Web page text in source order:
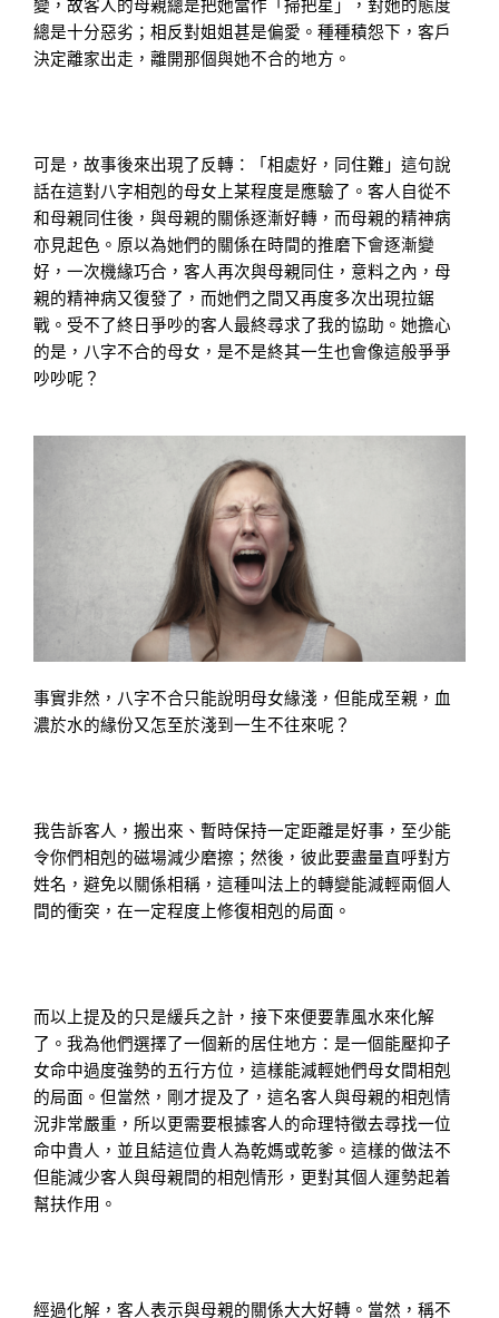
變，故客人的母親總是把她當作「掃把星」，對她的態度
總是十分惡劣；相反對姐姐甚是偏愛。種種積怨下，客戶
決定離家出走，離開那個與她不合的地方。
可是，故事後來出現了反轉：「相處好，同住難」這句說
話在這對八字相剋的母女上某程度是應驗了。客人自從不
和母親同住後，與母親的關係逐漸好轉，而母親的精神病
亦見起色。原以為她們的關係在時間的推磨下會逐漸變
好，一次機緣巧合，客人再次與母親同住，意料之內，母
親的精神病又復發了，而她們之間又再度多次出現拉鋸
戰。受不了終日爭吵的客人最終尋求了我的協助。她擔心
的是，八字不合的母女，是不是終其一生也會像這般爭爭
吵吵呢？
事實非然，八字不合只能說明母女緣淺，但能成至親，血
濃於水的緣份又怎至於淺到一生不往來呢？
我告訴客人，搬出來、暫時保持一定距離是好事，至少能
令你們相剋的磁場減少磨擦；然後，彼此要盡量直呼對方
姓名，避免以關係相稱，這種叫法上的轉變能減輕兩個人
間的衝突，在一定程度上修復相剋的局面。
而以上提及的只是緩兵之計，接下來便要靠風水來化解
了。我為他們選擇了一個新的居住地方：是一個能壓抑子
女命中過度強勢的五行方位，這樣能減輕她們母女間相剋
的局面。但當然，剛才提及了，這名客人與母親的相剋情
況非常嚴重，所以更需要根據客人的命理特徵去尋找一位
命中貴人，並且結這位貴人為乾媽或乾爹。這樣的做法不
但能減少客人與母親間的相剋情形，更對其個人運勢起着
幫扶作用。
經過化解，客人表示與母親的關係大大好轉。當然，稱不